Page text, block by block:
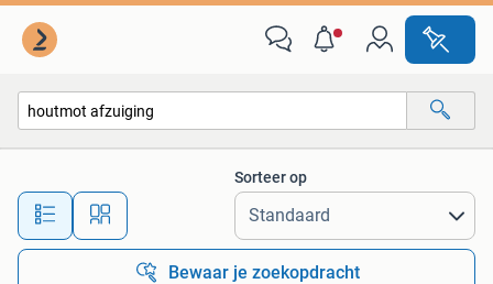
Alle afstanden…
Sorteer op
Bewaar je zoekopdracht